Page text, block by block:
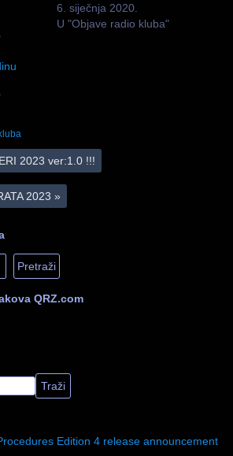
6. siječnja 2020.
U "Objave radio kluba"
2023 ver:1.0 !!!
2023 »
QRZ.com
Edition 4 release announcement